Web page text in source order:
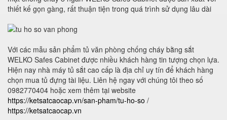
thiết kế gọn gàng, rất thuận tiện trong quá trình sử dụng lâu dài
Với các mẫu sản phẩm tủ văn phòng chống cháy bằng sắt
WELKO Safes Cabinet được nhiều khách hàng tin tượng chọn lựa.
Hiện nay nhà máy tủ sắt cao cấp là địa chỉ uy tín để khách hàng
chọn mua tủ đựng tài liệu. Liên hệ ngay với chúng tôi theo số
0982770404 hoặc xem thêm tại website
https://ketsatcaocap.vn/san-pham/tu-ho-so /
https://ketsatcaocap.vn